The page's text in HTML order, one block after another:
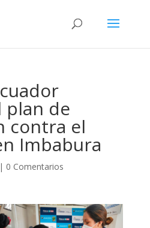
plan de
contra el
Imbabura
| 0 Comentarios